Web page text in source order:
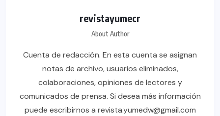
revistayumecr
About Author
Cuenta de redacción. En esta cuenta se asignan
notas de archivo, usuarios eliminados,
colaboraciones, opiniones de lectores y
comunicados de prensa. Si desea más información
puede escribirnos a revista.yumedw@gmail.com